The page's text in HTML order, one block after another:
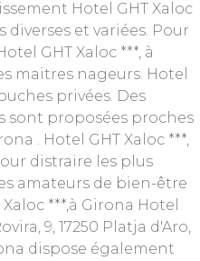
Hotel GHT Xaloc
et variées. Pour
GHT Xaloc ***, à
maitres nageurs. Hotel
privées. Des
sont proposées proches
. Hotel GHT Xaloc ***,
distraire les plus
amateurs de bien-être
***,à Girona Hotel
9, 17250 Platja d'Aro,
dispose également